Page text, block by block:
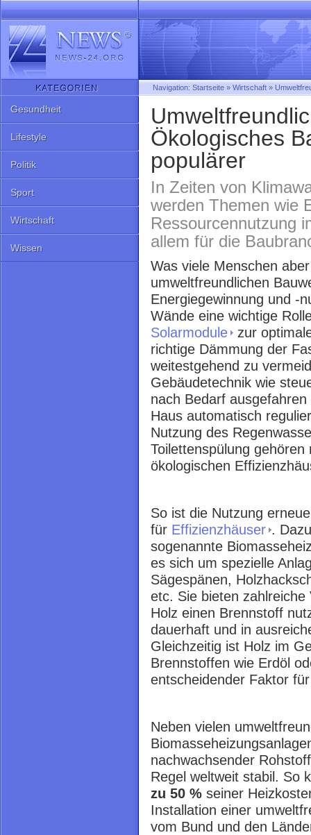
Ökologisches
populärer
In Zeiten von
werden Themen wie
Ressourcennutzung
allem für die
Was viele Menschen
umweltfreundlichen
Energiegewinnung und -
Wände eine wichtige
Solarmodule
zur
richtige Dämmung der
weitestgehend zu
Gebäudetechnik wie
nach Bedarf
Haus automatisch
Nutzung des
Toilettenspülung
ökologischen
So ist die Nutzung
für Effizienzhäuser .
sogenannte
es sich um spezielle
Sägespänen,
etc. Sie bieten
Holz einen Brennstoff
dauerhaft und in
Gleichzeitig ist Holz im
Brennstoffen wie Erdöl
entscheidender Faktor
Neben vielen
nachwachsender
Regel weltweit stabil. So
zu 50 % seiner
Installation einer
vom Bund und den
Gesundheit
Lifestyle
Politik
Sport
Wirtschaft
Wissen
Navigation: Startseite » Wirtschaft »